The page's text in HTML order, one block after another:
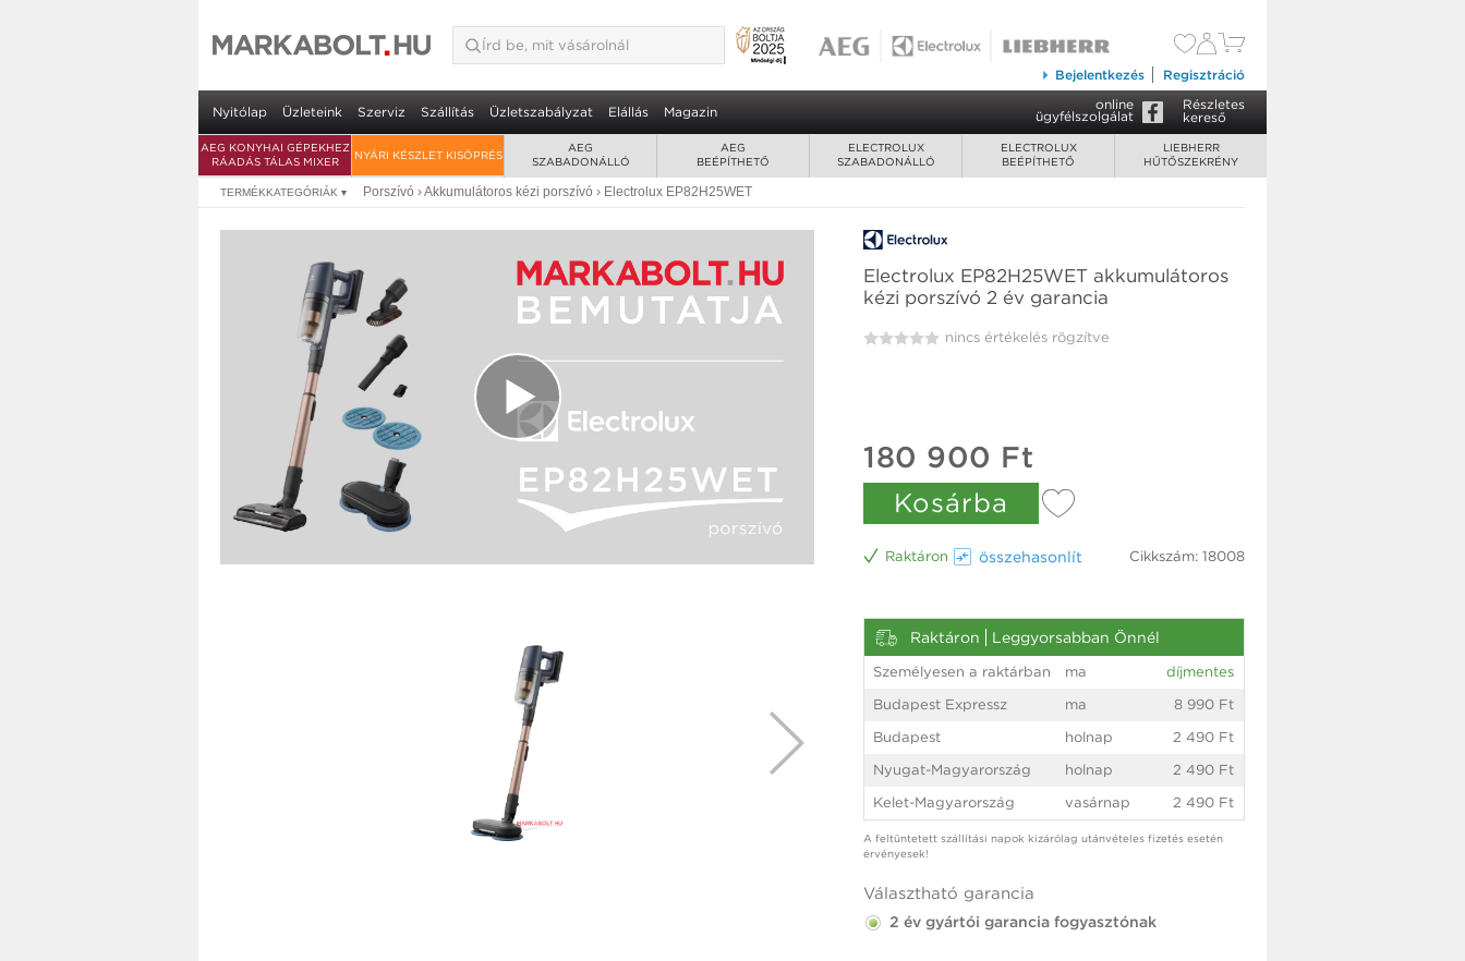
Bejelentkezés Regisztráció
Nyitólap Üzleteink Szerviz Szállítás Üzletszabályzat Elállás Magazin online
ügyfélszolgálat
Részletes
kereső
AEG KONYHAI GÉPEKHEZ
RÁADÁS TÁLAS MIXER
NYÁRI KÉSZLET KISÖPRÉS
AEG
SZABADONÁLLÓ
AEG
BEÉPÍTHETŐ
ELECTROLUX
SZABADONÁLLÓ
ELECTROLUX
BEÉPÍTHETŐ
LIEBHERR
HŰTŐSZEKRÉNY
TERMÉKKATEGÓRIÁK ▾ Porszívó ›Akkumulátoros kézi porszívó › Electrolux EP82H25WET
Electrolux EP82H25WET akkumulátoros
kézi porszívó 2 év garancia
nincs értékelés rögzítve
180 900 Ft
Kosárba
Raktáron össze­hasonlít Cikkszám: 18008
Raktáron Leggyorsabban Önnél
Személyesen a raktárban ma
díjmentes
Budapest Expressz
ma
8 990 Ft
Budapest
holnap
2 490 Ft
Nyugat-Magyarország
holnap
2 490 Ft
Kelet-Magyarország
vasárnap 2 490 Ft
A feltüntetett szállítási napok kizárólag utánvételes fizetés esetén
érvényesek!
Választható garancia
2 év gyártói garancia fogyasztónak
2 év garancia
• vezeték nélküli álló porszívó • PowerPro Mop+ felmosófej • hosszú élettartamú Li-ion akkumulátor
180 900 Ft Kosárba tesz